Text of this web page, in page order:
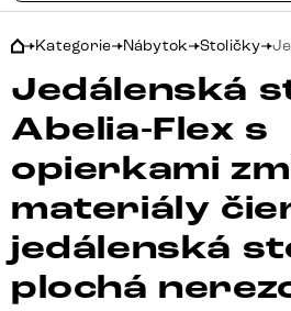
Kategorie Nábytok Stoličky
Jedálenská
Abelia-Flex s
opierkami
materiály
jedálenská
plochá